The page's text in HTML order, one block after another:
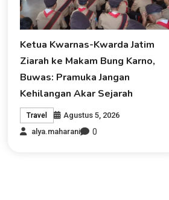
Ketua Kwarnas-Kwarda Jatim
Ziarah ke Makam Bung Karno,
Buwas: Pramuka Jangan
Kehilangan Akar Sejarah
Travel
Agustus 5, 2026
alya.maharani
0